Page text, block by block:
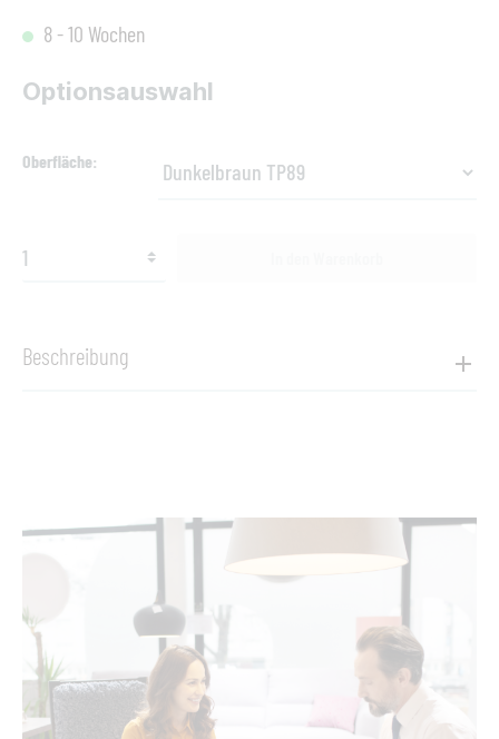
8 - 10 Wochen
Optionsauswahl
Oberfläche
Beschreibung
und technologischen Kriterien transformiert. Gebogene
Stuhlbeine und Armlehnen laufen in einem "Knoten"
zusammen und sind von unten in die körpergerecht geformte
Sitzfläche eingelassen.
Mit seinem spannenden Kontrast zwischen den elegant
geschwungenen Holzelementen und den ausgeprägten
Polstern vermittelt das Programm Komfort und bietet ihn